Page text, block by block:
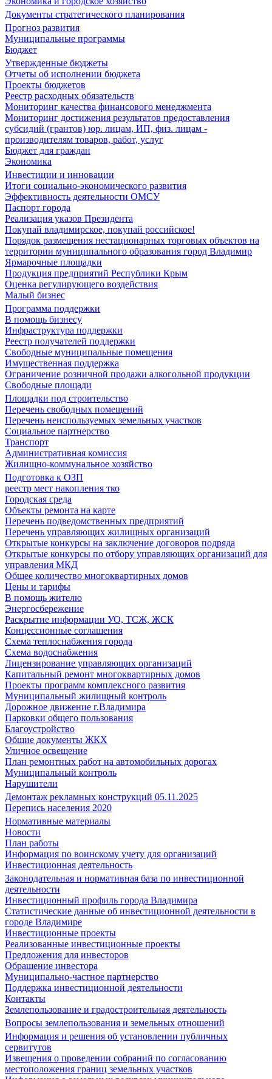
Документы стратегического планирования
Прогноз развития
Муниципальные программы
Бюджет
Утвержденные бюджеты
Отчеты об исполнении бюджета
Проекты бюджетов
Реестр расходных обязательств
Мониторинг качества финансового менеджмента
Мониторинг достижения результатов предоставления
субсидий (грантов) юр. лицам, ИП, физ. лицам -
производителям товаров, работ, услуг
Бюджет для граждан
Экономика
Инвестиции и инновации
Итоги социально-экономического развития
Эффективность деятельности ОМСУ
Паспорт города
Реализация указов Президента
Покупай владимирское, покупай российское!
Порядок размещения нестационарных торговых объектов на
территории муниципального образования город Владимир
Ярмарочные площадки
Продукция предприятий Республики Крым
Оценка регулирующего воздействия
Малый бизнес
Программа поддержки
В помощь бизнесу
Инфраструктура поддержки
Реестр получателей поддержки
Свободные муниципальные помещения
Имущественная поддержка
Ограничение розничной продажи алкогольной продукции
Свободные площади
Площадки под строительство
Перечень свободных помещений
Перечень неиспользуемых земельных участков
Социальное партнерство
Транспорт
Административная комиссия
Жилищно-коммунальное хозяйство
Подготовка к ОЗП
реестр мест накопления тко
Городская среда
Объекты ремонта на карте
Перечень подведомственных предприятий
Перечень управляющих жилищных организаций
Открытые конкурсы на заключение договоров подряда
Открытые конкурсы по отбору управляющих организаций для
управления МКД
Общее количество многоквартирных домов
Цены и тарифы
В помощь жителю
Энергосбережение
Раскрытие информации УО, ТСЖ, ЖСК
Концессионные соглашения
Схема теплоснабжения города
Схема водоснабжения
Лицензирование управляющих организаций
Капитальный ремонт многоквартирных домов
Проекты программ комплексного развития
Муниципальный жилищный контроль
Дорожное движение г.Владимира
Парковки общего пользования
Благоустройство
Общие документы ЖКХ
Уличное освещение
План ремонтных работ на автомобильных дорогах
Муниципальный контроль
Нарушители
Демонтаж рекламных конструкций 05.11.2025
Перепись населения 2020
Нормативные материалы
Новости
План работы
Информация по воинскому учету для организаций
Инвестиционная деятельность
Законодательная и нормативная база по инвестиционной
деятельности
Инвестиционный профиль города Владимира
Статистические данные об инвестиционной деятельности в
городе Владимире
Инвестиционные проекты
Реализованные инвестиционные проекты
Предложения для инвесторов
Обращение инвестора
Муниципально-частное партнерство
Поддержка инвестиционной деятельности
Контакты
Землепользование и градостроительная деятельность
Вопросы землепользования и земельных отношений
Информация и решения об установлении публичных
сервитутов
Извещения о проведении собраний по согласованию
местоположения границ земельных участков